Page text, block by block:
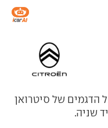
הדגמים של סיטרואן
שניה.